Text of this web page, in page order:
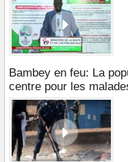
Bambey en feu: La
centre pour les